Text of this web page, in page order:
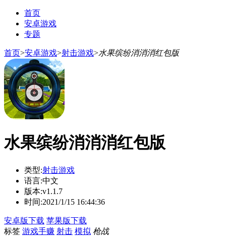
首页
安卓游戏
专题
首页>安卓游戏>射击游戏>水果缤纷消消消红包版
水果缤纷消消消红包版
类型:射击游戏
语言:中文
版本:v1.1.7
时间:2021/1/15 16:44:36
安卓版下载 苹果版下载
标签 游戏手赚 射击 模拟 枪战